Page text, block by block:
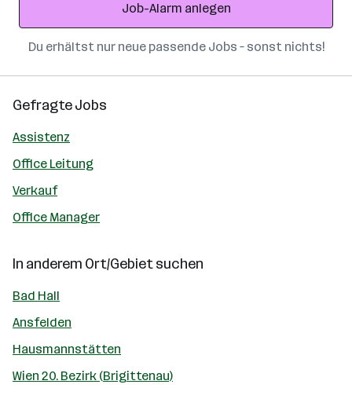
Job-Alarm anlegen
Du erhältst nur neue passende Jobs – sonst nichts!
Gefragte Jobs
Assistenz
Office Leitung
Verkauf
Office Manager
In anderem Ort/Gebiet suchen
Bad Hall
Ansfelden
Hausmannstätten
Wien 20. Bezirk (Brigittenau)